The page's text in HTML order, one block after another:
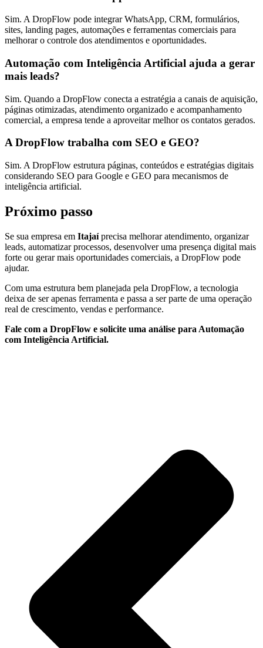
Sim. A DropFlow pode integrar WhatsApp, CRM, formulários,
sites, landing pages, automações e ferramentas comerciais para
melhorar o controle dos atendimentos e oportunidades.
Automação com Inteligência Artificial ajuda a gerar
mais leads?
Sim. Quando a DropFlow conecta a estratégia a canais de aquisição,
páginas otimizadas, atendimento organizado e acompanhamento
comercial, a empresa tende a aproveitar melhor os contatos gerados.
A DropFlow trabalha com SEO e GEO?
Sim. A DropFlow estrutura páginas, conteúdos e estratégias digitais
considerando SEO para Google e GEO para mecanismos de
inteligência artificial.
Próximo passo
Se sua empresa em Itajaíprecisa melhorar atendimento, organizar
leads, automatizar processos, desenvolver uma presença digital mais
forte ou gerar mais oportunidades comerciais, a DropFlow pode
ajudar.
Com uma estrutura bem planejada pela DropFlow, a tecnologia
deixa de ser apenas ferramenta e passa a ser parte de uma operação
real de crescimento, vendas e performance.
Fale com a DropFlow e solicite uma análise para Automação
com Inteligência Artificial.